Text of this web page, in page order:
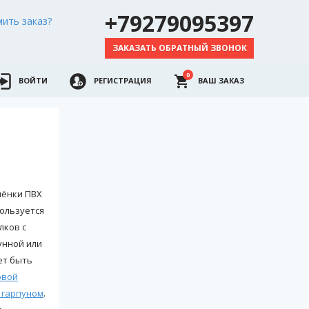
заказ? +79279095397
ЗАКАЗАТЬ ОБРАТНЫЙ ЗВОНОК
ВОЙТИ РЕГИСТРАЦИЯ
0
ВАШ ЗАКАЗ
ПВХ
с
или
быть
.